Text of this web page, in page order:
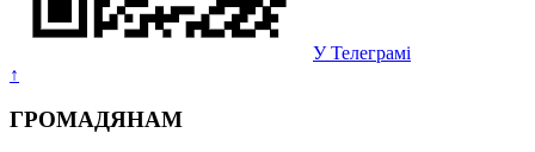
У Телеграмі
↑
ГРОМАДЯНАМ